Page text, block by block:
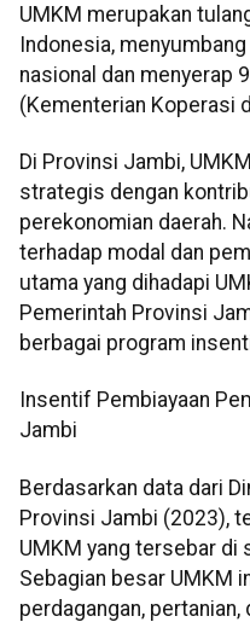
UMKM merupakan
Indonesia,
nasional dan menyerap
(Kementerian Koperasi
Di Provinsi Jambi,
strategis dengan
perekonomian daerah.
terhadap modal dan
utama yang dihadapi
Pemerintah Provinsi
berbagai program
Insentif Pembiayaan
Jambi
Berdasarkan data dari
Provinsi Jambi (2023),
UMKM yang tersebar di
Sebagian besar UMKM
perdagangan,